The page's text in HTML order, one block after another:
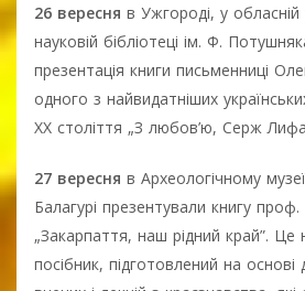
26 вересня в Ужгороді, у обласній
науковій бібліотеці ім. Ф.
презентація книги письменниці
одного з найвидатніших
ХХ століття „З любов’ю, Серж
27 вересня в Археологічному
Балагурі презентували книгу
„Закарпаття, наш рідний край”. Це
посібник, підготовлений на основі